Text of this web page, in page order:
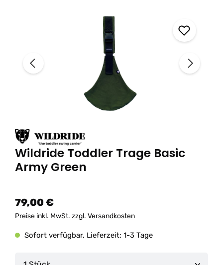
Wildride Toddler Trage Basic
Army Green
79,00 €
Preise inkl. MwSt. zzgl. Versandkosten
Sofort verfügbar, Lieferzeit: 1-3 Tage
Produkt Anzahl: Gib den gewünschten Wert